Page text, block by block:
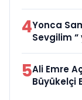
4Yonca
Sevgilim “
5Ali Emre
Büyükelçi